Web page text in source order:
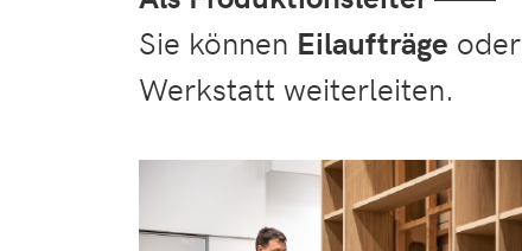
Sie können Eilaufträge oder
Werkstatt weiterleiten.